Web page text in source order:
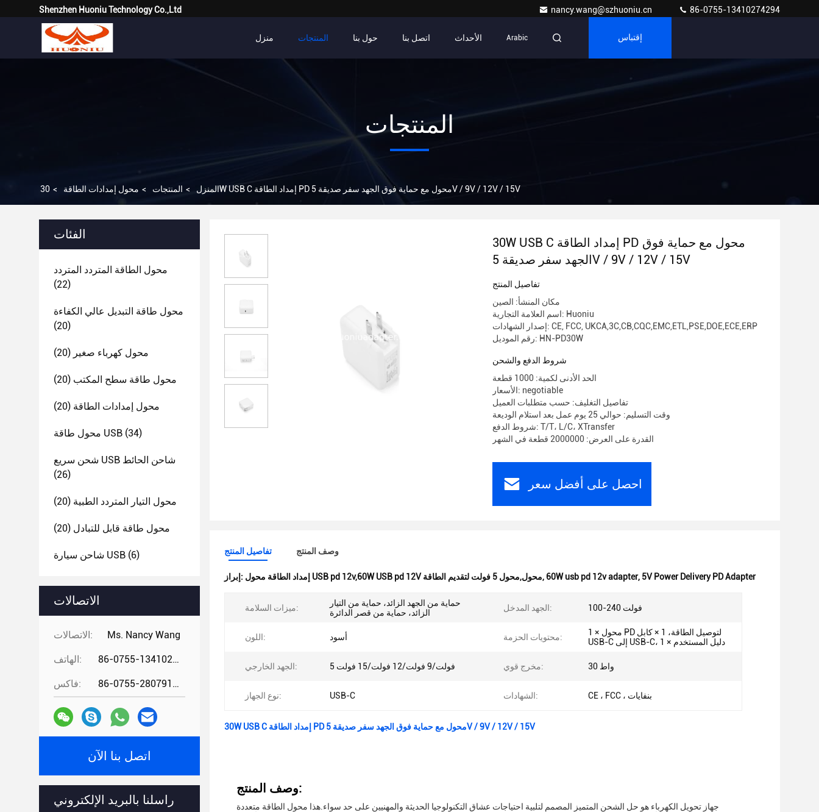
Shenzhen Huoniu Technology Co.,Ltd nancy.wang@szhuoniu.cn 86-0755-13410274294
منزل المنتجات حول بنا اتصل بنا الأحداث Arabic إقتباس
المنتجات
المنزل > المنتجات > محول إمدادات الطاقة > 30W USB C إمداد الطاقة PD محول مع حماية فوق الجهد سفر صديقة 5V / 9V / 12V / 15V
الفئات
محول الطاقة المتردد المتردد
(22)
محول طاقة التبديل عالي الكفاءة
(20)
محول كهرباء صغير (20)
محول طاقة سطح المكتب (20)
محول إمدادات الطاقة (20)
محول طاقة USB (34)
شحن سريع USB شاحن الحائط
(26)
محول التيار المتردد الطبية (20)
محول طاقة قابل للتبادل (20)
شاحن سيارة USB (6)
الاتصالات
الاتصالات: Ms. Nancy Wang
الهاتف: 86-0755-13410274294
فاكس: 86-0755-28079166
اتصل بنا الآن
راسلنا بالبريد الإلكتروني
30W USB C إمداد الطاقة PD محول مع حماية فوق
الجهد سفر صديقة 5V / 9V / 12V / 15V
تفاصيل المنتج
مكان المنشأ: الصين
اسم العلامة التجارية: Huoniu
إصدار الشهادات: CE, FCC, UKCA,3C,CB,CQC,EMC,ETL,PSE,DOE,ECE,ERP
رقم الموديل: HN-PD30W
شروط الدفع والشحن
الحد الأدنى لكمية: 1000 قطعة
الأسعار: negotiable
تفاصيل التغليف: حسب متطلبات العميل
وقت التسليم: حوالي 25 يوم عمل بعد استلام الوديعة
شروط الدفع: T/T، L/C، XTransfer
القدرة على العرض: 2000000 قطعة في الشهر
احصل على أفضل سعر
تفاصيل المنتج وصف المنتج
إبراز: إمداد الطاقة محول USB pd 12v,60W USB pd 12V محول,محول 5 فولت لتقديم الطاقة, 60W usb pd 12v adapter, 5V Power Delivery PD Adapter
ميزات السلامة:
حماية من الجهد الزائد، حماية من التيار
الزائد، حماية من قصر الدائرة
الجهد المدخل: 100-240 فولت
اللون: أسود محتويات الحزمة:
1 × محول PD لتوصيل الطاقة، 1 × كابل
USB-C إلى USB-C، 1 × دليل المستخدم
الجهد الخارجي: 5 فولت/9 فولت/12 فولت/15 فولت مخرج قوي: 30 واط
نوع الجهاز: USB-C الشهادات: CE ، FCC ، بنفايات
30W USB C إمداد الطاقة PD محول مع حماية فوق الجهد سفر صديقة 5V / 9V / 12V / 15V
وصف المنتج:
جهاز تحويل الكهرباء هو حل الشحن المتميز المصمم لتلبية احتياجات عشاق التكنولوجيا الحديثة والمهنيين على حد سواء.هذا محول الطاقة متعددة